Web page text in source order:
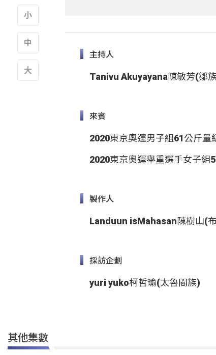
主持人
Tanivu Akuyayana陳敏芳(鄒族
來賓
2020東京奧運男子組61公斤量
2020東京奧運舉重選手女子組
製作人
Landuun isMahasan陳樹山(
採訪企劃
yuri yuko柯哲瑜(太魯閣族)
其他集數